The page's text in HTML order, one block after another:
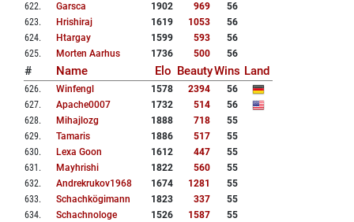
622. Garsca 1902 969
56
623. Hrishiraj 1619 1053
56
624. Htargay 1599 593
56
625. Morten Aarhus 1736 500 56
# Name Elo BeautyWins Land
626. Winfengl 1578 2394
56
627. Apache0007 1732 514
56
628. Mihajlozg 1888 718
55
629. Tamaris 1886 517
55
630. Lexa Goon 1612 447
55
631 . Mayhrishi 1822 560
55
632. Andrekrukov1968 1674 1281
55
633. Schachkögimann 1823 337
55
634. Schachnologe 1526 1587
55